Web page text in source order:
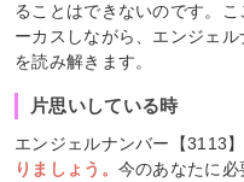
ることはできないのです。
ーカスしながら、エンジェ
を読み解きます。
片思いしている時
エンジェルナンバー【3113】
りましょう。 今のあなたに